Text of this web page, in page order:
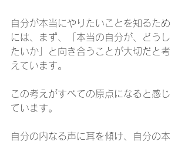
自分が本当にやりたいことを知るため
には、まず、「本当の自分が、どうし
たいか」と向き合うことが大切だと考
えています。
この考えがすべての原点になると感じ
ています。
自分の内なる声に耳を傾け、自分の本